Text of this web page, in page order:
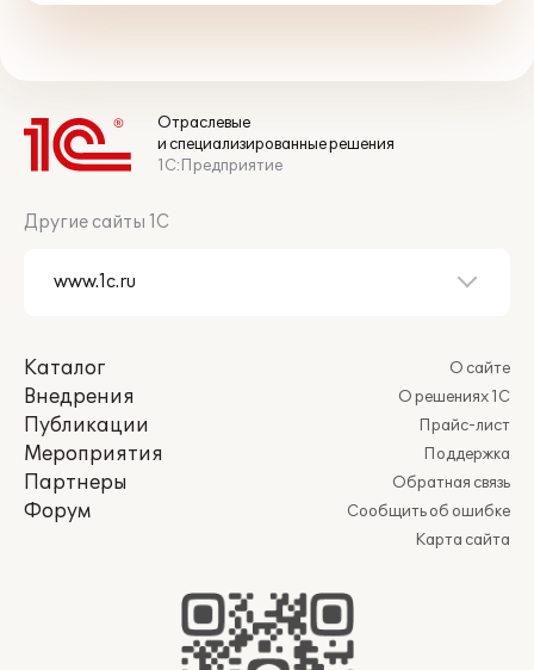
Отраслевые
и специализированные решения
1С:Предприятие
Другие сайты 1С
Каталог
Внедрения
Публикации
Мероприятия
Партнеры
Форум
О сайте
О решениях 1С
Прайс-лист
Поддержка
Обратная связь
Сообщить об ошибке
Карта сайта